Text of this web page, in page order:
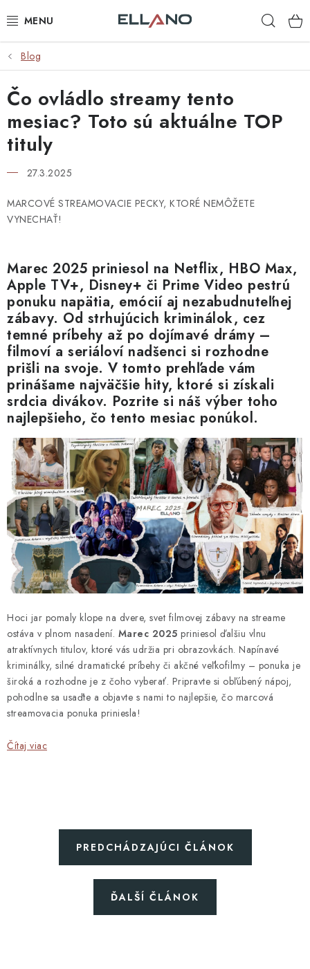
na
NOVINKY
PRÍJEM TV
ELEKTRO
ZÁHRADA
AUTO - MOTO - CYKLO
VÝPREDAJ
Blog Kontakty Kto sme? Moja objednávka
Blog
Čo ovládlo streamy tento
mesiac? Toto sú aktuálne TOP
tituly
27.3.2025
MARCOVÉ STREAMOVACIE PECKY, KTORÉ NEMÔŽETE
VYNECHAŤ!
Marec 2025 priniesol na Netflix, HBO Max,
Apple TV+, Disney+ či Prime Video pestrú
ponuku napätia, emócií aj nezabudnuteľnej
zábavy. Od strhujúcich kriminálok, cez
temné príbehy až po dojímavé drámy –
filmoví a seriáloví nadšenci si rozhodne
prišli na svoje. V tomto prehľade vám
prinášame najväčšie hity, ktoré si získali
srdcia divákov. Pozrite si náš výber toho
najlepšieho, čo tento mesiac ponúkol.
Hoci jar pomaly klope na dvere, svet filmovej zábavy na streame
ostáva v plnom nasadení. Marec 2025 priniesol ďalšiu vlnu
atraktívnych titulov, ktoré vás udržia pri obrazovkách. Napínavé
kriminálky, silné dramatické príbehy či akčné veľkofilmy – ponuka je
široká a rozhodne je z čoho vyberať. Pripravte si obľúbený nápoj,
pohodlne sa usaďte a objavte s nami to najlepšie, čo marcová
streamovacia ponuka priniesla!
Čítaj viac
PREDCHÁDZAJÚCI ČLÁNOK
ĎALŠÍ ČLÁNOK